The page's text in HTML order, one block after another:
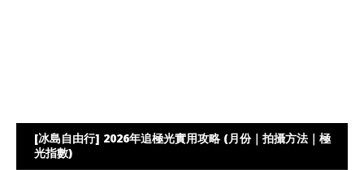
[冰島自由行] 2026年追極光實用攻略 (月份｜拍攝方法｜極
光指數)